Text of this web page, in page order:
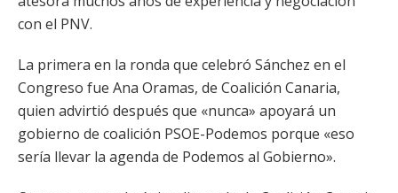
con el PNV.
La primera en la ronda que celebró Sánchez en el
Congreso fue Ana Oramas, de Coalición Canaria,
quien advirtió después que «nunca» apoyará un
gobierno de coalición PSOE-Podemos porque «eso
sería llevar la agenda de Podemos al Gobierno».